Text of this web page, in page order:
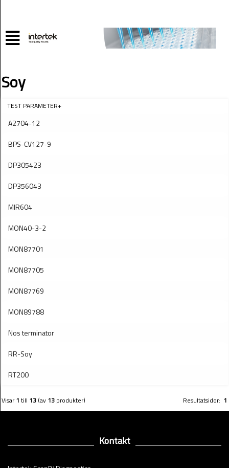
Soy
TEST PARAMETER+
A2704-12
BPS-CV127-9
DP305423
DP356043
MIR604
MON40-3-2
MON87701
MON87705
MON87769
MON89788
Nos terminator
RR-Soy
RT200
Visar1 till 13 (av 13 produkter) Resultatsidor: 1
Kontakt